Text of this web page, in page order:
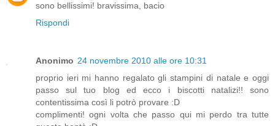
sono bellissimi! bravissima, bacio
Rispondi
Anonimo 24 novembre 2010 alle ore 10:31
proprio ieri mi hanno regalato gli stampini di natale e oggi
passo sul tuo blog ed ecco i biscotti natalizi!! sono
contentissima così li potrò provare :D
complimenti! ogni volta che passo qui mi perdo tra tutte